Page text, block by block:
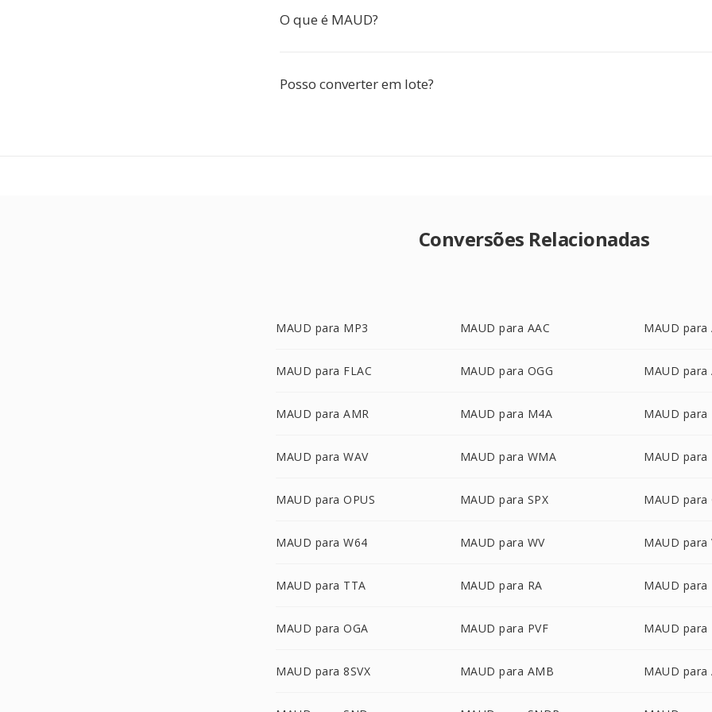
O que é MAUD?
Posso converter em lote?
Conversões Relacionadas
MAUD para MP3 MAUD para AAC MAUD para
MAUD para FLAC MAUD para OGG MAUD para
MAUD para AMR MAUD para M4A MAUD para
MAUD para WAV MAUD para WMA MAUD para
MAUD para OPUS MAUD para SPX MAUD para
MAUD para W64 MAUD para WV MAUD para
MAUD para TTA MAUD para RA MAUD para
MAUD para OGA MAUD para PVF MAUD para
MAUD para 8SVX MAUD para AMB MAUD para